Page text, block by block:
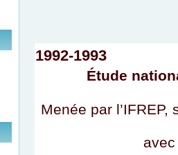
1992-1993
Étude
Menée par